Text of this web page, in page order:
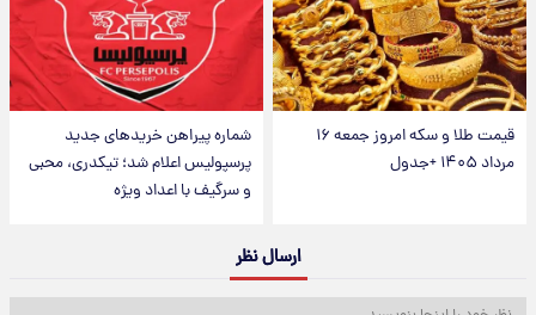
قیمت طلا و سکه امروز جمعه ۱۶
مرداد ۱۴۰۵ +جدول
شماره پیراهن خریدهای جدید
پرسپولیس اعلام شد؛ تیکدری، محبی
و سرگیف با اعداد ویژه
ارسال نظر